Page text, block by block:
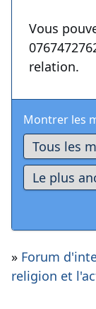
Vous
relation.
Montrer les
» Forum
religion et